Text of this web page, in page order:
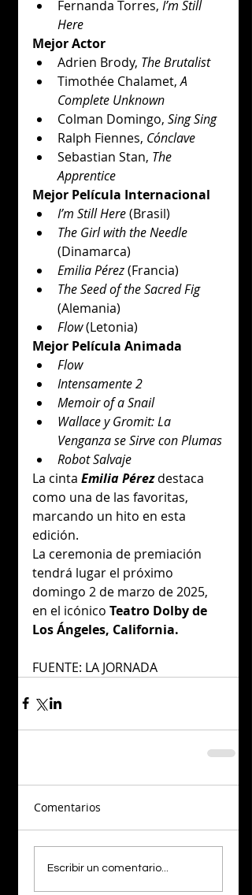
Fernanda Torres, I’m Still
Here
Mejor Actor
Adrien Brody, The Brutalist
Timothée Chalamet, A
Complete Unknown
Colman Domingo, Sing Sing
Ralph Fiennes, Cónclave
Sebastian Stan, The
Apprentice
Mejor Película Internacional
I’m Still Here (Brasil)
The Girl with the Needle
(Dinamarca)
Emilia Pérez (Francia)
The Seed of the Sacred Fig
(Alemania)
Flow (Letonia)
Mejor Película Animada
Flow
Intensamente 2
Memoir of a Snail
Wallace y Gromit: La
Venganza se Sirve con Plumas
Robot Salvaje
La cinta Emilia Pérez destaca
como una de las favoritas,
marcando un hito en esta
edición.
La ceremonia de premiación
tendrá lugar el próximo
domingo 2 de marzo de 2025,
en el icónico Teatro Dolby de
Los Ángeles, California.
FUENTE: LA JORNADA
Comentarios
Escribir un comentario...